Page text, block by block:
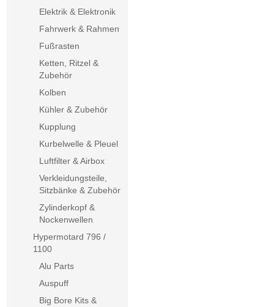
Elektrik & Elektronik
Fahrwerk & Rahmen
Fußrasten
Ketten, Ritzel &
Zubehör
Kolben
Kühler & Zubehör
Kupplung
Kurbelwelle & Pleuel
Luftfilter & Airbox
Verkleidungsteile,
Sitzbänke & Zubehör
Zylinderkopf &
Nockenwellen
Hypermotard 796 /
1100
Alu Parts
Auspuff
Big Bore Kits &